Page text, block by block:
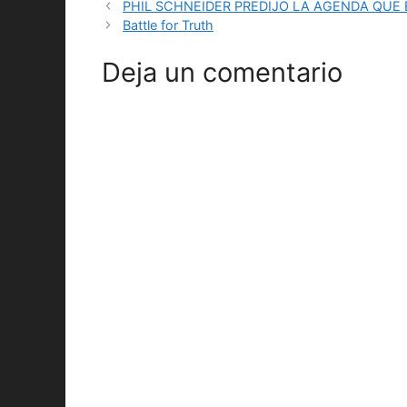
PHIL SCHNEIDER PREDIJO LA AGENDA
Battle for Truth
Deja un comentario